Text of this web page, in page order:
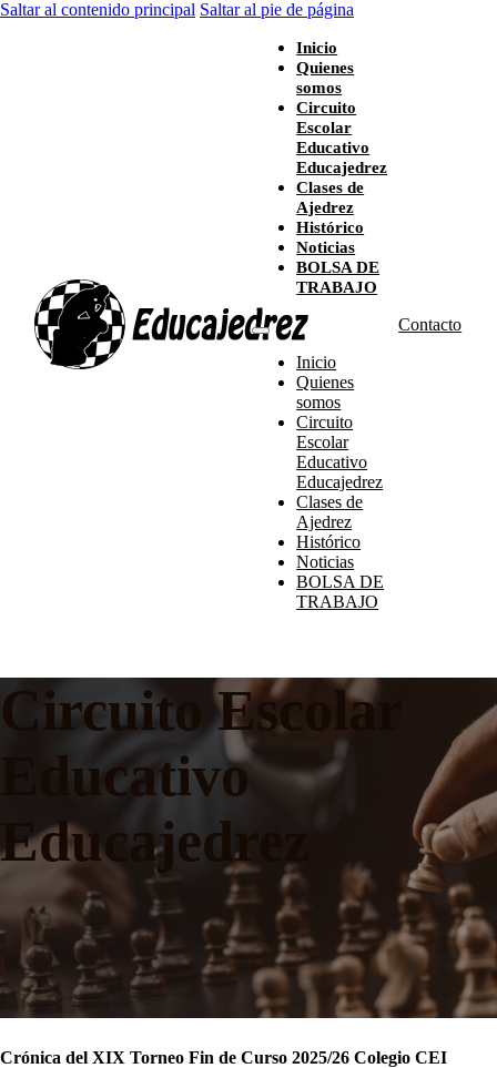
Saltar al contenido principal Saltar al pie de página
Inicio
Quienes
somos
Circuito
Escolar
Educativo
Educajedrez
Clases de
Ajedrez
Histórico
Noticias
BOLSA DE
TRABAJO
Inicio
Quienes
somos
Circuito
Escolar
Educativo
Educajedrez
Clases de
Ajedrez
Histórico
Noticias
BOLSA DE
TRABAJO
Contacto
Circuito Escolar
Educativo
Educajedrez
Crónica del XIX Torneo Fin de Curso 2025/26 Colegio CEI